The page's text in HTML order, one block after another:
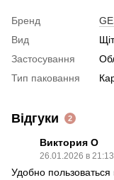
Бренд
Вид
Застосування
Тип паковання
Відгуки 2
Виктория О
26.01.2026 в 21:13
Удобно